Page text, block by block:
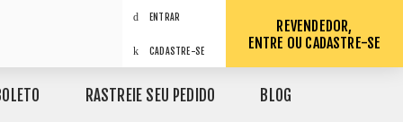
ENTRAR
CADASTRE-SE
REVENDEDOR,
ENTRE OU CADASTRE-SE
RASTREIE SEU PEDIDO BLOG